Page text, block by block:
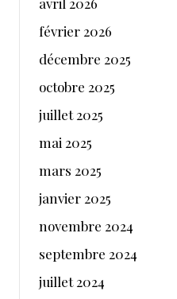
février 2026
décembre 2025
octobre 2025
juillet 2025
mai 2025
mars 2025
janvier 2025
novembre 2024
septembre 2024
juillet 2024